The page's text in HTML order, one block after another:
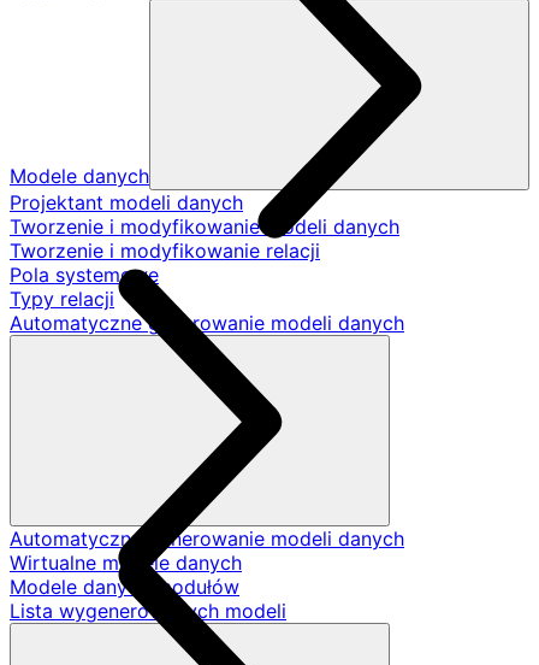
Modele danych
Projektant modeli danych
Tworzenie i modyfikowanie modeli danych
Tworzenie i modyfikowanie relacji
Pola systemowe
Typy relacji
Automatyczne generowanie modeli danych
Automatyczne generowanie modeli danych
Wirtualne modele danych
Modele danych modułów
Lista wygenerowanych modeli